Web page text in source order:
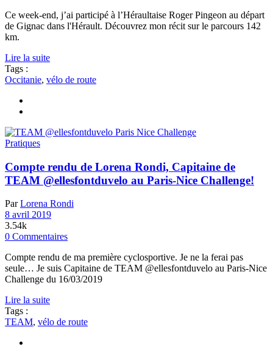
Ce week-end, j’ai participé à l’Héraultaise Roger Pingeon au départ
de Gignac dans l'Hérault. Découvrez mon récit sur le parcours 142
km.
Lire la suite
Tags :
Occitanie, vélo de route
Pratiques
Compte rendu de Lorena Rondi, Capitaine de
TEAM @ellesfontduvelo au Paris-Nice Challenge!
ParLorena Rondi
8 avril 2019
3.54k
0 Commentaires
Compte rendu de ma première cyclosportive. Je ne la ferai pas
seule… Je suis Capitaine de TEAM @ellesfontduvelo au Paris-Nice
Challenge du 16/03/2019
Lire la suite
Tags :
TEAM, vélo de route